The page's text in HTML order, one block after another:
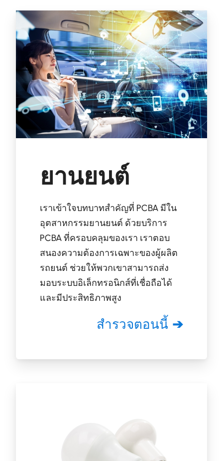
ยานยนต์
เราเข้าใจบทบาทสำคัญที่ PCBA มีใน
อุตสาหกรรมยานยนต์ ด้วยบริการ
PCBA ที่ครอบคลุมของเรา เราตอบ
สนองความต้องการเฉพาะของผู้ผลิต
รถยนต์ ช่วยให้พวกเขาสามารถส่ง
มอบระบบอิเล็กทรอนิกส์ที่เชื่อถือได้
และมีประสิทธิภาพสูง
สำรวจตอนนี้